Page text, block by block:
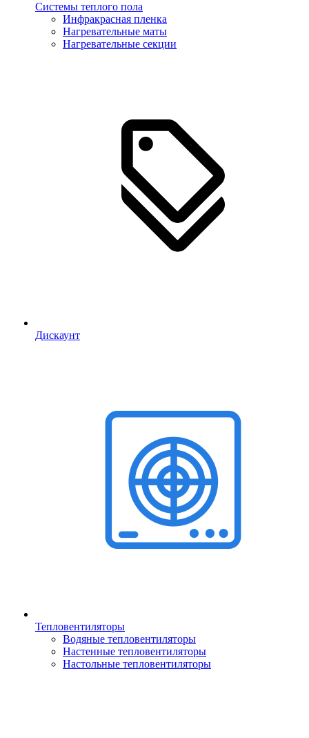
Системы теплого пола
Инфракрасная пленка
Нагревательные маты
Нагревательные секции
Дискаунт
Тепловентиляторы
Водяные тепловентиляторы
Настенные тепловентиляторы
Настольные тепловентиляторы